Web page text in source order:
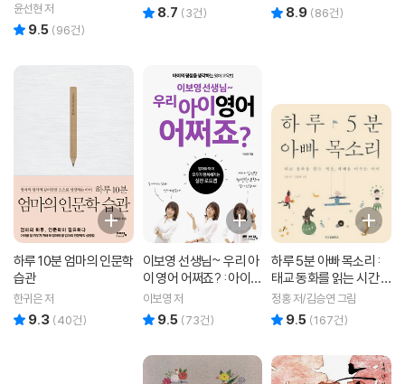
윤선현 저
9.5 (96건)
8.7 (3건) 8.9 (86건)
하루 10분 엄마의 인문학
습관
한귀은 저
9.3 (40건)
이보영 선생님~ 우리 아
이 영어 어쩌죠? : 아이의
평생을 생각하는 영어교
육법
이보영 저
9.5 (73건)
하루 5분 아빠 목소리 :
태교 동화를 읽는 시간 ·
지혜를 배우는 아이
정홍 저/김승연 그림
9.5 (167건)